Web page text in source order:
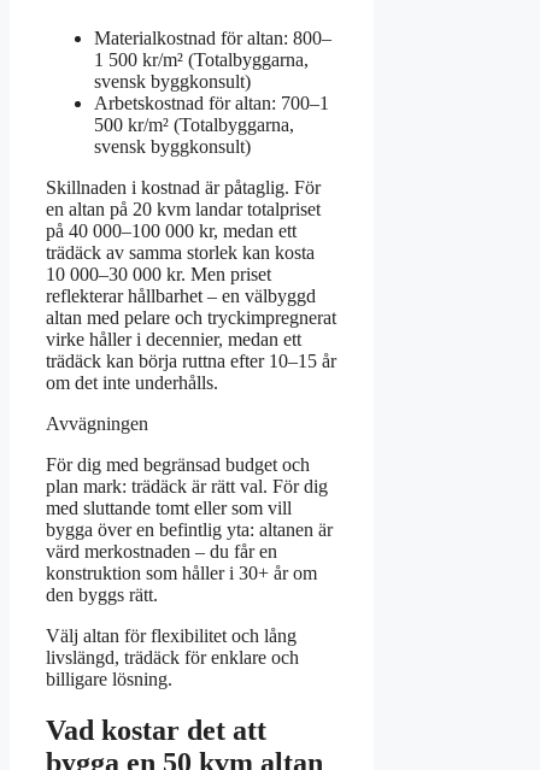
Materialkostnad för altan: 800–
1 500 kr/m² (Totalbyggarna,
svensk byggkonsult)
Arbetskostnad för altan: 700–1
500 kr/m² (Totalbyggarna,
svensk byggkonsult)
Skillnaden i kostnad är påtaglig. För
en altan på 20 kvm landar totalpriset
på 40 000–100 000 kr, medan ett
trädäck av samma storlek kan kosta
10 000–30 000 kr. Men priset
reflekterar hållbarhet – en välbyggd
altan med pelare och tryckimpregnerat
virke håller i decennier, medan ett
trädäck kan börja ruttna efter 10–15 år
om det inte underhålls.
Avvägningen
För dig med begränsad budget och
plan mark: trädäck är rätt val. För dig
med sluttande tomt eller som vill
bygga över en befintlig yta: altanen är
värd merkostnaden – du får en
konstruktion som håller i 30+ år om
den byggs rätt.
Välj altan för flexibilitet och lång
livslängd, trädäck för enklare och
billigare lösning.
Vad kostar det att
bygga en 50 kvm altan